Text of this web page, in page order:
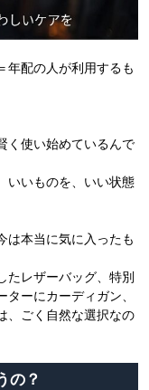
年配の人が利用するも
く使い始めているんで
いいものを、いい状態
は本当に気に入ったも
たレザーバッグ、特別
ーにカーディガン、
、ごく自然な選択なの
の？